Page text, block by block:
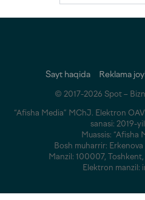
Sayt haqida Reklama
© 2017-2026 Spot –
“Afisha Media” MChJ. Elektron
sanasi: 2019-
Muassis: “Afisha
Bosh muharrir:
Manzil: 100007,
Elektron manzil: